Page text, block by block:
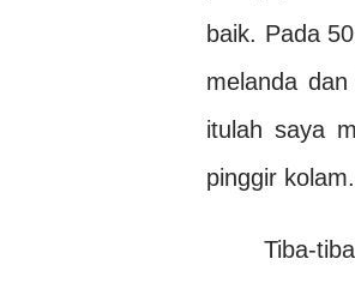
baik. Pada
melanda
itulah saya
pinggir kolam.
Tiba-